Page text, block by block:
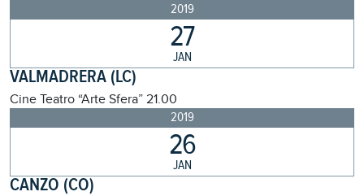
2019
27
JAN
VALMADRERA (LC)
Cine Teatro “Arte Sfera” 21.00
2019
26
JAN
CANZO (CO)